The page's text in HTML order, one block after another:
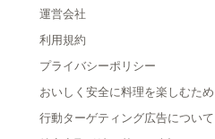
運営会社
利用規約
プライバシーポリシー
おいしく安全に料理を楽しむため
行動ターゲティング広告について